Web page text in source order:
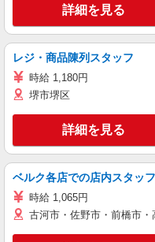
詳細を見る
レジ・商品陳列スタッフ
時給 1,180円
堺市堺区
詳細を見る
ベルク各店での店内スタッフ
時給 1,065円
古河市・佐野市・前橋市